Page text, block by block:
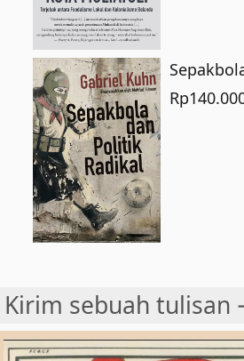
Rp
Kirim sebuah tulisan